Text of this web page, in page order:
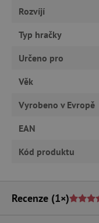
Rozvíjí
Typ hračky
Určeno pro
Věk
Vyrobeno v Evropě
EAN
Kód produktu
Recenze (1×)
Nezbytně
přihlášení